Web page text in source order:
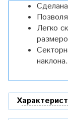
Легко
наклона.